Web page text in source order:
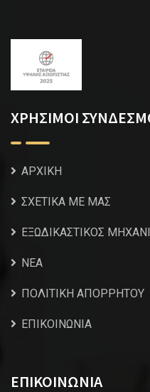
ΧΡΗΣΙΜΟΙ
ΑΡΧΙΚΗ
ΣΧΕΤΙΚΑ ΜΕ ΜΑΣ
ΕΞΩΔΙΚΑΣΤΙΚΟΣ
NEA
ΠΟΛΙΤΙΚΗ ΑΠΟΡΡΗΤΟΥ
ΕΠΙΚΟΙΝΩΝΙΑ
ΕΠΙΚΟΙΝΩΝΙΑ